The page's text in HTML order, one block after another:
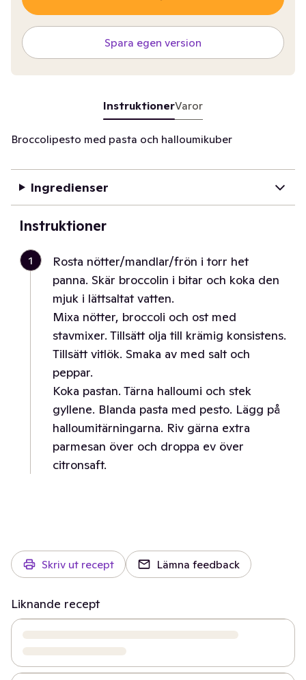
Spara egen version
InstruktionerVaror
Broccolipesto med pasta och halloumikuber
Ingredienser
Instruktioner
1
Rosta nötter/mandlar/frön i torr het
panna. Skär broccolin i bitar och koka den
mjuk i lättsaltat vatten.
Mixa nötter, broccoli och ost med
stavmixer. Tillsätt olja till krämig konsistens.
Tillsätt vitlök. Smaka av med salt och
peppar.
Koka pastan. Tärna halloumi och stek
gyllene. Blanda pasta med pesto. Lägg på
halloumitärningarna. Riv gärna extra
parmesan över och droppa ev över
citronsaft.
Skriv ut recept Lämna feedback
Liknande recept